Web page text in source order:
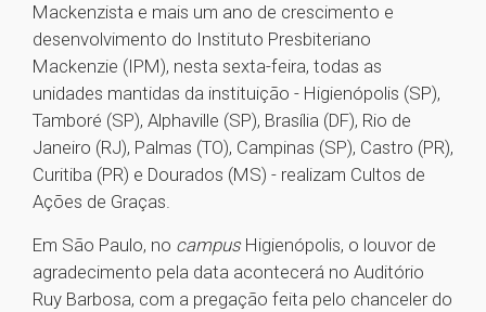
Mackenzista e mais um ano de crescimento e
desenvolvimento do Instituto Presbiteriano
Mackenzie (IPM), nesta sexta-feira, todas as
unidades mantidas da instituição - Higienópolis (SP),
Tamboré (SP), Alphaville (SP), Brasília (DF), Rio de
Janeiro (RJ), Palmas (TO), Campinas (SP), Castro (PR),
Curitiba (PR) e Dourados (MS) - realizam Cultos de
Ações de Graças.
Em São Paulo, no campus Higienópolis, o louvor de
agradecimento pela data acontecerá no Auditório
Ruy Barbosa, com a pregação feita pelo chanceler do